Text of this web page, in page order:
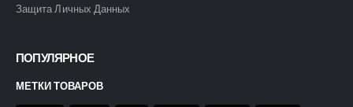
Защита Личных Данных
ПОПУЛЯРНОЕ
МЕТКИ ТОВАРОВ